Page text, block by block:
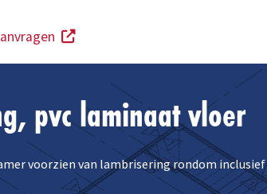
pvc laminaat vloer
voorzien van lambrisering rondom inclusief